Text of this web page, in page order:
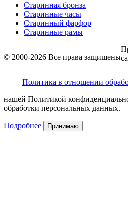
Старинная бронза
Старинные часы
Старинный фарфор
Старинные рамы
© 2000-2026 Все права защищены
Политика в отношении
нашей Политикой
обработки персональных данных.
Подробнее Принимаю